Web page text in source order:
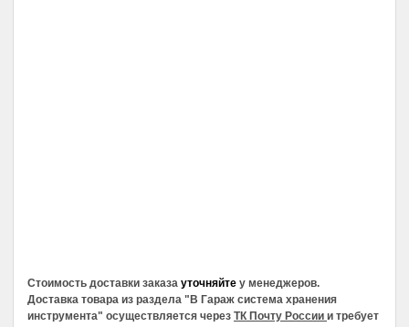
Стоимость доставки заказа уточняйте у менеджеров.
Доставка товара из раздела "В Гараж система хранения
инструмента" осуществляется через ТК Почту России и требует